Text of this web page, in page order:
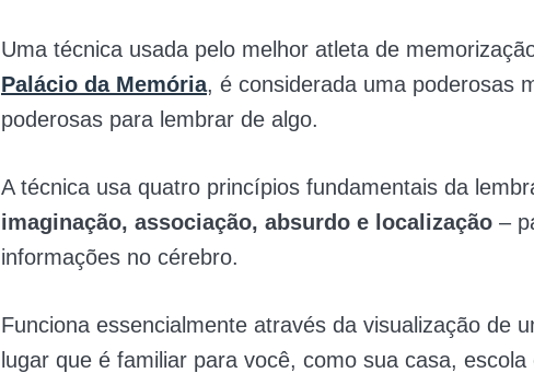
Uma técnica usada pelo melhor atleta de
Palácio da Memória, é considerada uma poderosas
poderosas para lembrar de algo.
A técnica usa quatro princípios fundamentais da
imaginação, associação, absurdo e localização –
informações no cérebro.
Funciona essencialmente através da visualização de
lugar que é familiar para você, como sua casa, escola